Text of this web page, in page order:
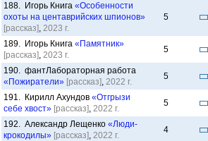
188. Игорь Книга «Особенности
охоты на центаврийских шпионов»
[рассказ], 2023 г.
5
189. Игорь Книга «Памятник»
[рассказ], 2023 г.
5
190. фантЛабораторная работа
«Пожиратели» [рассказ], 2022 г.
5
191. Кирилл Ахундов «Отгрызи
себе хвост» [рассказ], 2022 г.
5
192. Александр Лещенко «Люди-
крокодилы» [рассказ], 2022 г.
4